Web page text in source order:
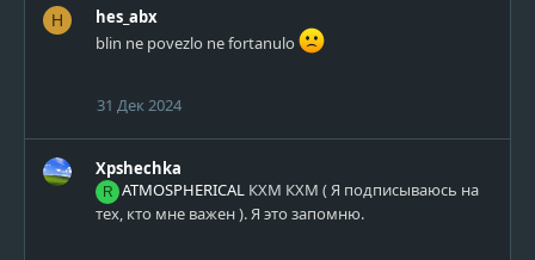
H
hes_abx
blin ne povezlo ne fortanulo
31 Дек 2024
Xpshechka
R ATMOSPHERICAL КХМ КХМ ( Я подписываюсь на
тех, кто мне важен ). Я это запомню.